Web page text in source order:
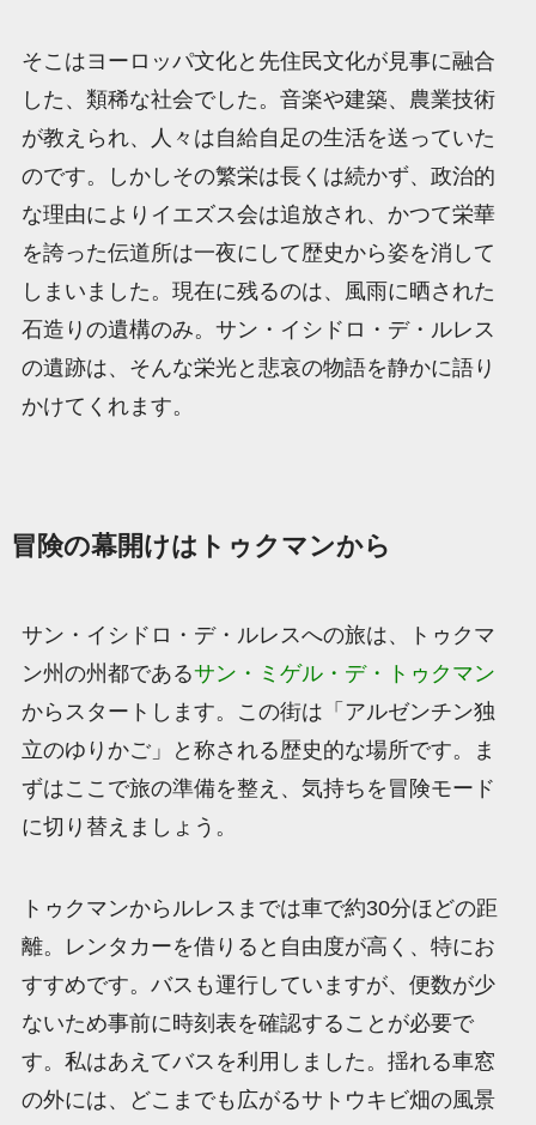
そこはヨーロッパ文化と先住民文化が見事に融合
した、類稀な社会でした。音楽や建築、農業技術
が教えられ、人々は自給自足の生活を送っていた
のです。しかしその繁栄は長くは続かず、政治的
な理由によりイエズス会は追放され、かつて栄華
を誇った伝道所は一夜にして歴史から姿を消して
しまいました。現在に残るのは、風雨に晒された
石造りの遺構のみ。サン・イシドロ・デ・ルレス
の遺跡は、そんな栄光と悲哀の物語を静かに語り
かけてくれます。
冒険の幕開けはトゥクマンから
サン・イシドロ・デ・ルレスへの旅は、トゥクマ
ン州の州都であるサン・ミゲル・デ・トゥクマン
からスタートします。この街は「アルゼンチン独
立のゆりかご」と称される歴史的な場所です。ま
ずはここで旅の準備を整え、気持ちを冒険モード
に切り替えましょう。
トゥクマンからルレスまでは車で約30分ほどの距
離。レンタカーを借りると自由度が高く、特にお
すすめです。バスも運行していますが、便数が少
ないため事前に時刻表を確認することが必要で
す。私はあえてバスを利用しました。揺れる車窓
の外には、どこまでも広がるサトウキビ畑の風景